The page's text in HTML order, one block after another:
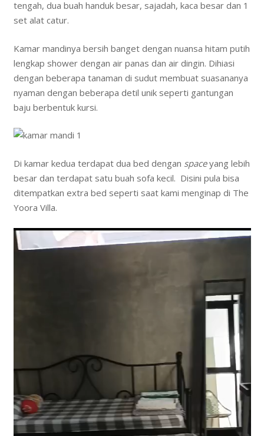
tengah, dua buah handuk besar, sajadah, kaca besar dan 1
set alat catur.
Kamar mandinya bersih banget dengan nuansa hitam putih
lengkap shower dengan air panas dan air dingin. Dihiasi
dengan beberapa tanaman di sudut membuat suasananya
nyaman dengan beberapa detil unik seperti gantungan
baju berbentuk kursi.
Di kamar kedua terdapat dua bed dengan spaceyang lebih
besar dan terdapat satu buah sofa kecil. Disini pula bisa
ditempatkan extra bed seperti saat kami menginap di The
Yoora Villa.
Video
Player